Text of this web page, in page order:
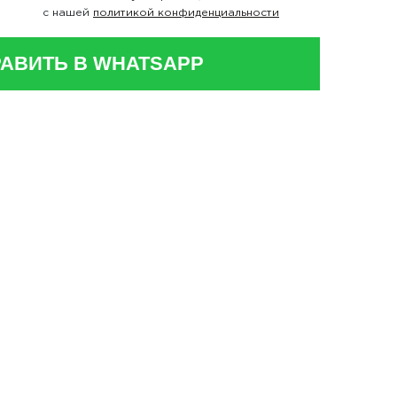
с нашей политикой конфиденциальности
В WHATSAPP